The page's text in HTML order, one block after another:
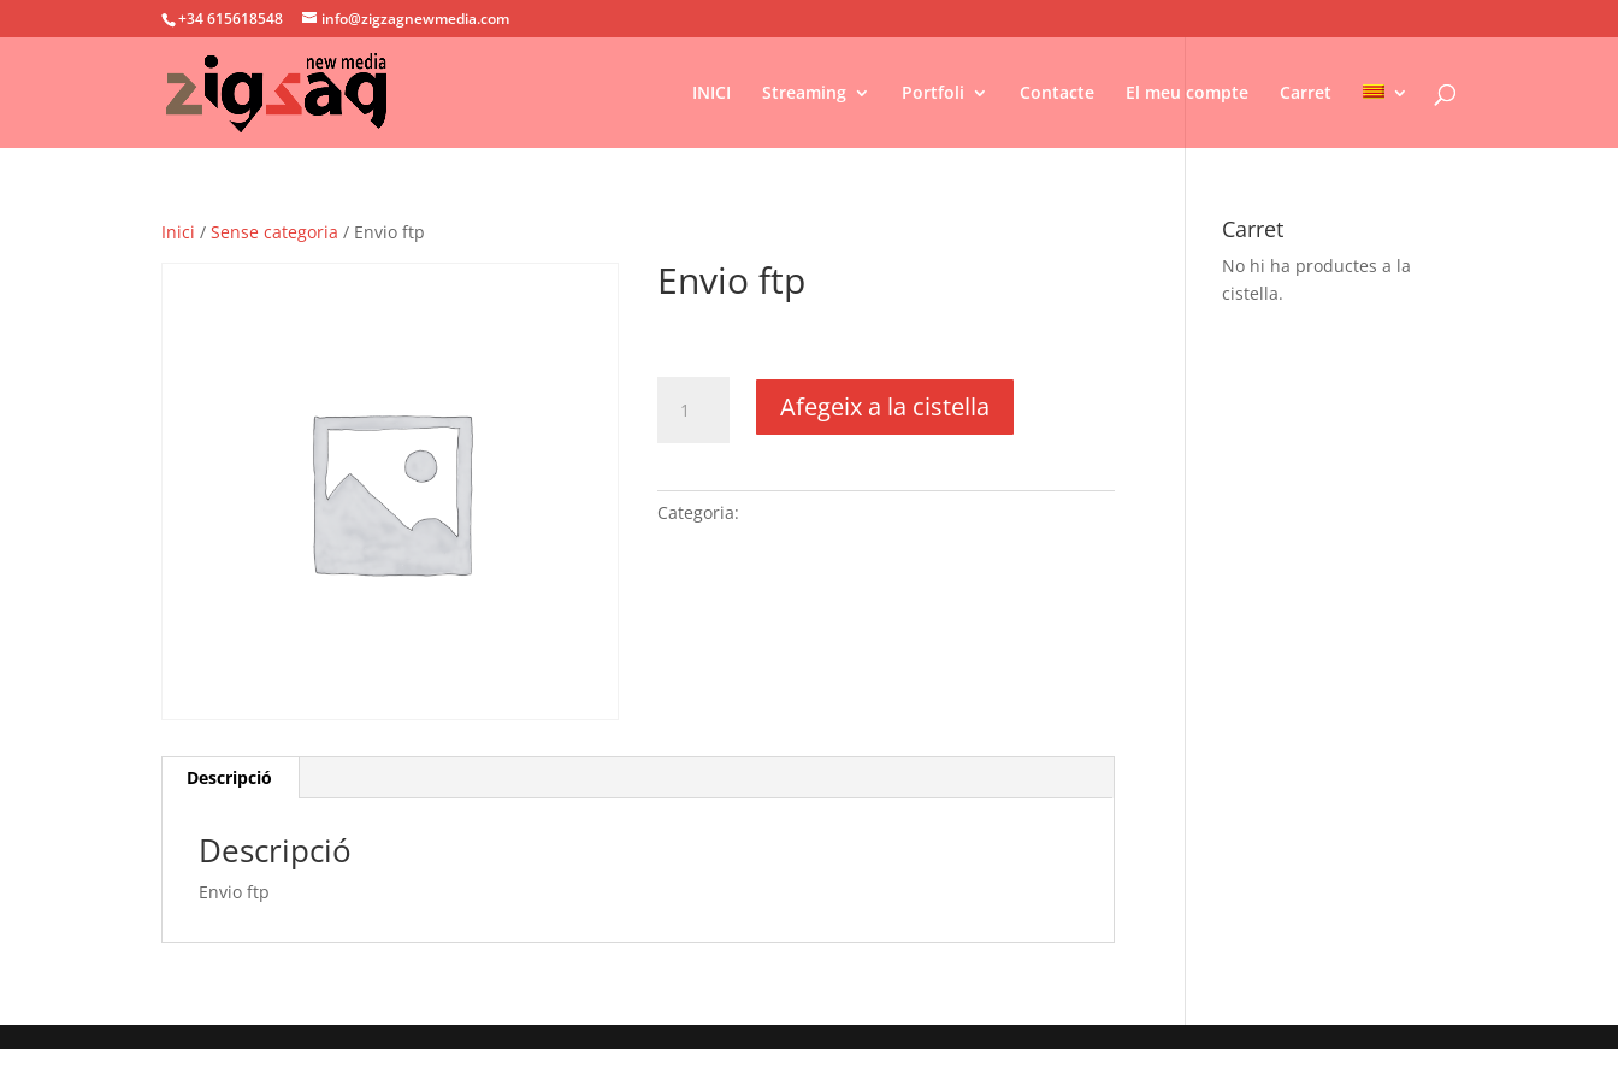
+34 615618548 info@zigzagnewmedia.com
INICI Streaming Portfoli Contacte El meu compte Carret
Inici /Sense categoria / Envio ftp
Envio ftp
Afegeix a la cistella
Categoria:
Descripció
Descripció
Envio ftp
Carret
No hi ha productes a la
cistella.